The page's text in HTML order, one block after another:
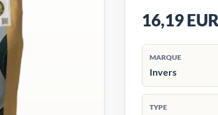
16,19 EUR
MARQUE
Invers
TYPE